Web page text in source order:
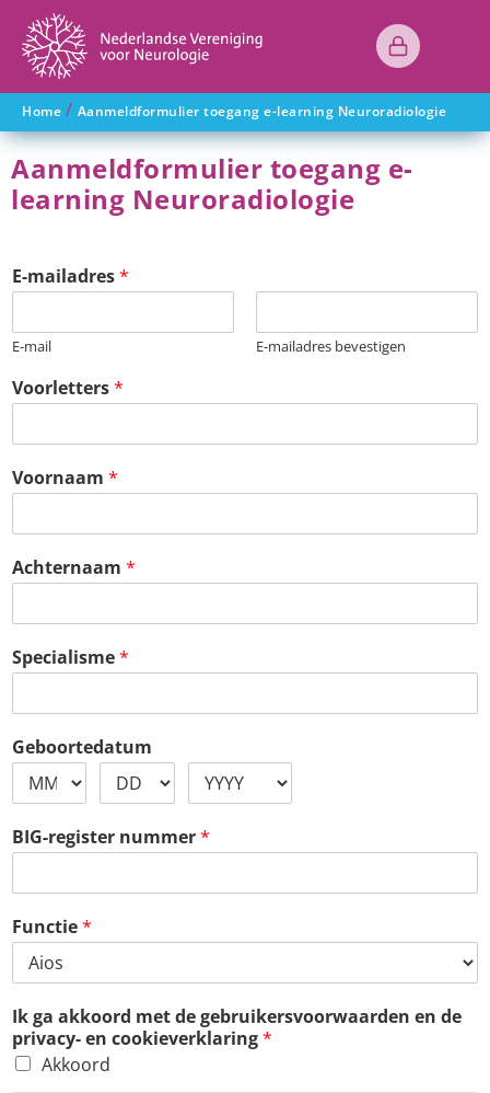
Home / Aanmeldformulier toegang e-learning Neuroradiologie
Aanmeldformulier toegang e-
learning Neuroradiologie
E-mailadres*
E-mail E-mailadres bevestigen
Voorletters*
Voornaam *
Achternaam *
Specialisme*
Geboortedatum
BIG-register nummer*
Functie*
Ik ga akkoord met de gebruikersvoorwaarden en de
privacy- en cookieverklaring*
Akkoord